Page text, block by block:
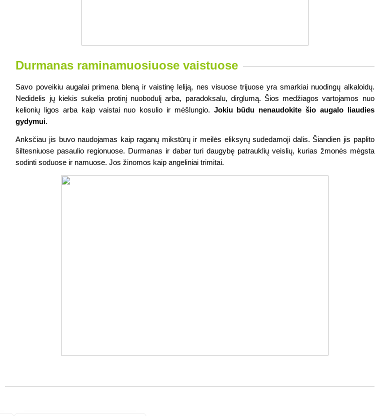
Durmanas raminamuosiuose vaistuose
Savo poveikiu augalai primena bleną ir vaistinę leliją, nes visuose trijuose yra smarkiai nuodingų alkaloidų.
Nedidelis jų kiekis sukelia protinį nuobodulį arba, paradoksalu, dirglumą. Šios medžiagos vartojamos nuo
kelionių ligos arba kaip vaistai nuo kosulio ir mėšlungio. Jokiu būdu nenaudokite šio augalo liaudies
gydymui.
Anksčiau jis buvo naudojamas kaip raganų mikstūrų ir meilės eliksyrų sudedamoji dalis. Šiandien jis paplito
šiltesniuose pasaulio regionuose. Durmanas ir dabar turi daugybę patrauklių veislių, kurias žmonės mėgsta
sodinti soduose ir namuose. Jos žinomos kaip angeliniai trimitai.